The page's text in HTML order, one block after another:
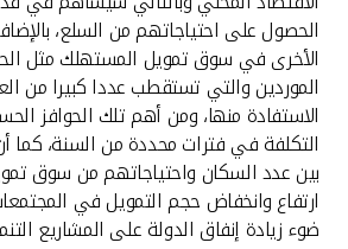
الحصول على احتياجاتهم من السلع،
الأخرى في سوق تمويل المستهلك مثل
الموردين والتي تستقطب عددا كبيرا من
الاستفادة منها، ومن أهم تلك الحوافز
التكلفة في فترات محددة من السنة، كما
بين عدد السكان واحتياجاتهم من سوق
ارتفاع وانخفاض حجم التمويل في
ضوء زيادة إنفاق الدولة على المشاريع